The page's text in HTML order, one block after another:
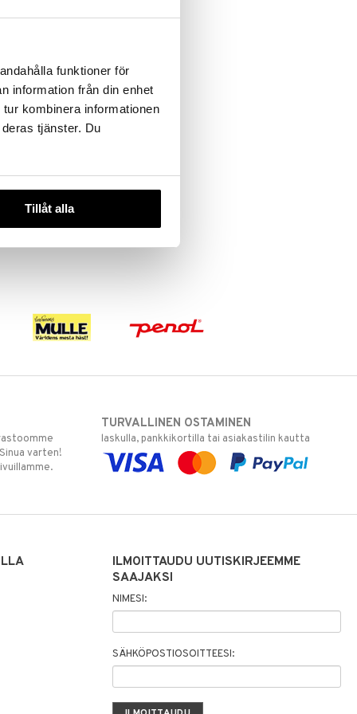
funktioner för
information från din enhet
kombinera informationen
tjänster. Du
Tillåt alla
varten!
TURVALLINEN OSTAMINEN
laskulla, pankkikortilla tai asiakastilin kautta
ILMOITTAUDU UUTISKIRJEEMME
SAAJAKSI
NIMESI:
SÄHKÖPOSTIOSOITTEESI: